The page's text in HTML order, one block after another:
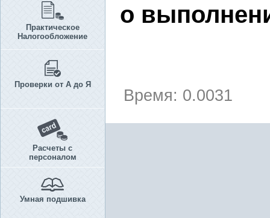
Практическое
Налогообложение
Проверки от А до Я
Расчеты с
персоналом
Умная подшивка
о
Время: 0.0031